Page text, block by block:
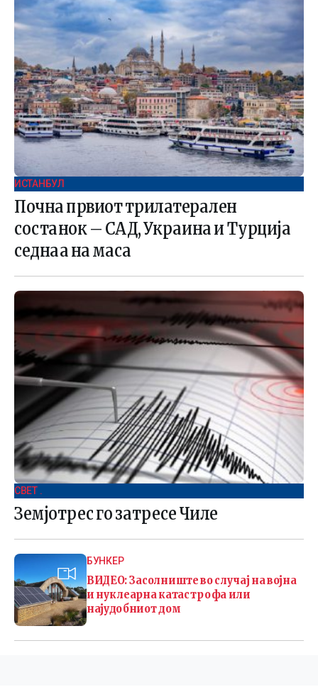
ИСТАНБУЛ
Почна првиот трилатерален
состанок – САД, Украина и Турција
седнаа на маса
СВЕТ .
Земјотрес го затресе Чиле
БУНКЕР
ВИДЕО: Засолниште во случај на војна
и нуклеарна катастрофа или
најудобниот дом